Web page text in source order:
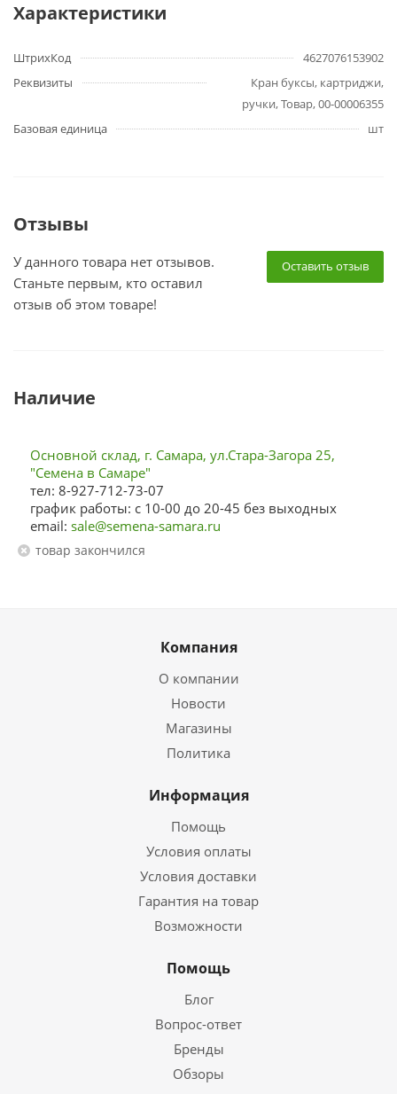
Характеристики
ШтрихКод
4627076153902
Реквизиты
Кран буксы, картриджи,
ручки, Товар, 00-00006355
Базовая единица
шт
Отзывы
Оставить отзыв
У данного товара нет отзывов.
Станьте первым, кто оставил
отзыв об этом товаре!
Наличие
Основной склад, г. Самара, ул.Стара-Загора 25,
"Семена в Самаре"
тел: 8-927-712-73-07
график работы: с 10-00 до 20-45 без выходных
email: sale@semena-samara.ru
Товар закончился
Компания
О компании
Новости
Магазины
Политика
Информация
Помощь
Условия оплаты
Условия доставки
Гарантия на товар
Возможности
Помощь
Блог
Вопрос-ответ
Бренды
Обзоры